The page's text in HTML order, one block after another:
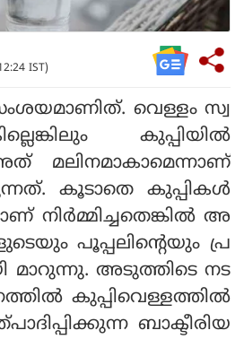
IST)
വെള്ളം സ്വ
കുപ്പിയില്‍
മലിനമാകാമെന്നാണ്
കൂടാതെ കുപ്പികള്‍
നിര്‍മ്മിച്ചതെങ്കില്‍ അ
പൂപ്പലിന്റെയും പ്ര
മാറുന്നു. അടുത്തിടെ നട
കുപ്പിവെള്ളത്തില്‍
ബാക്ടീരിയ